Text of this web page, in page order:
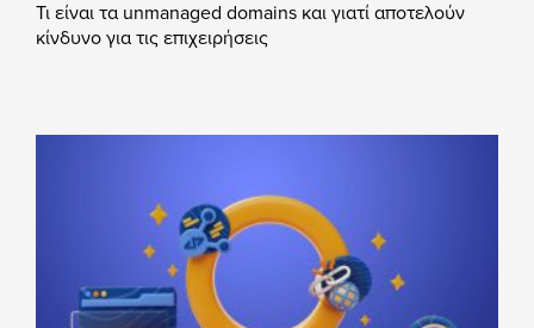
Τι είναι τα unmanaged domains και γιατί αποτελούν
κίνδυνο για τις επιχειρήσεις